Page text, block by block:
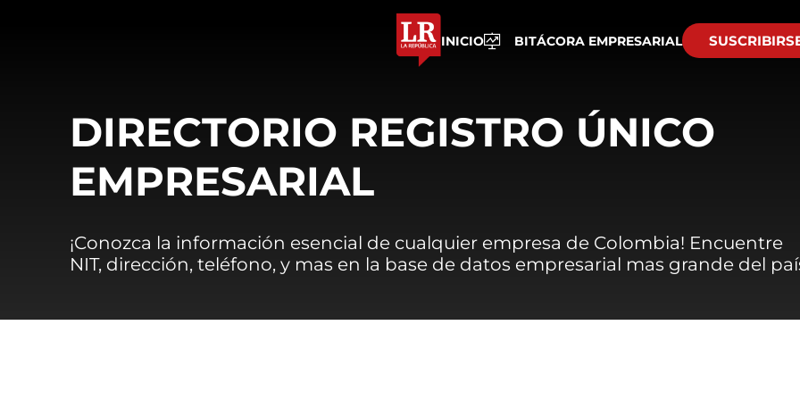
INICIO BITÁCORA EMPRESARIAL
DIRECTORIO REGISTRO ÚNICO
EMPRESARIAL
¡Conozca la información esencial de cualquier empresa de Colombia! Encuentre
NIT, dirección, teléfono, y mas en la base de datos empresarial mas grande del